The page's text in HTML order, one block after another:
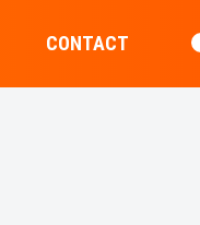
CONTACT